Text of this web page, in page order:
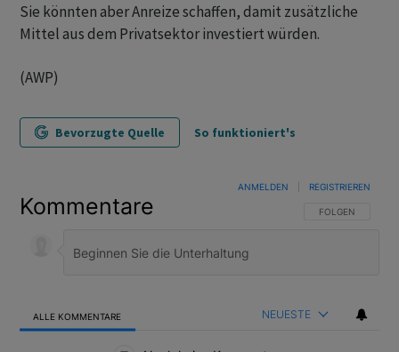
Sie könnten aber Anreize schaffen, damit zusätzliche
Mittel aus dem Privatsektor investiert würden.
(AWP)
Bevorzugte Quelle So funktioniert's
Kommentare FOLGE DIESER
FOLGEN
ANMELDEN REGISTRIEREN
ALLE KOMMENTARE NEUESTE